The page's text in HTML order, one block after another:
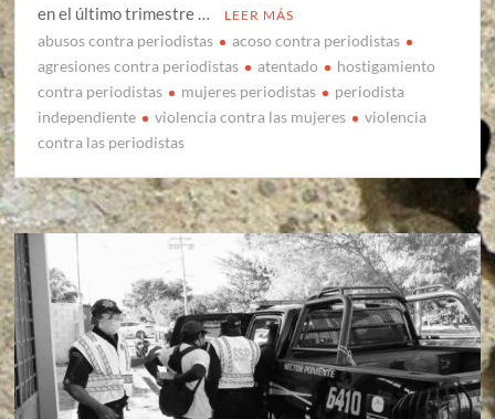
en el último trimestre …
LEER MÁS
abusos contra periodistas
acoso contra periodistas
agresiones contra periodistas
atentado
hostigamiento
contra periodistas
mujeres periodistas
periodista
independiente
violencia contra las mujeres
violencia
contra las periodistas